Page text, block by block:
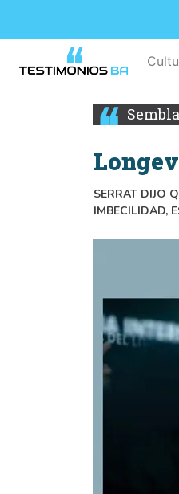
SERRAT DIJO
IMBECILIDAD,